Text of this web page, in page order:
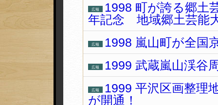
広報
1998 町が誇る郷土
年記念 地域郷土芸能
広報 1998 嵐山町が全国
広報 1999 武蔵嵐山渓谷
広報
1999 平沢区画整理
が開通！